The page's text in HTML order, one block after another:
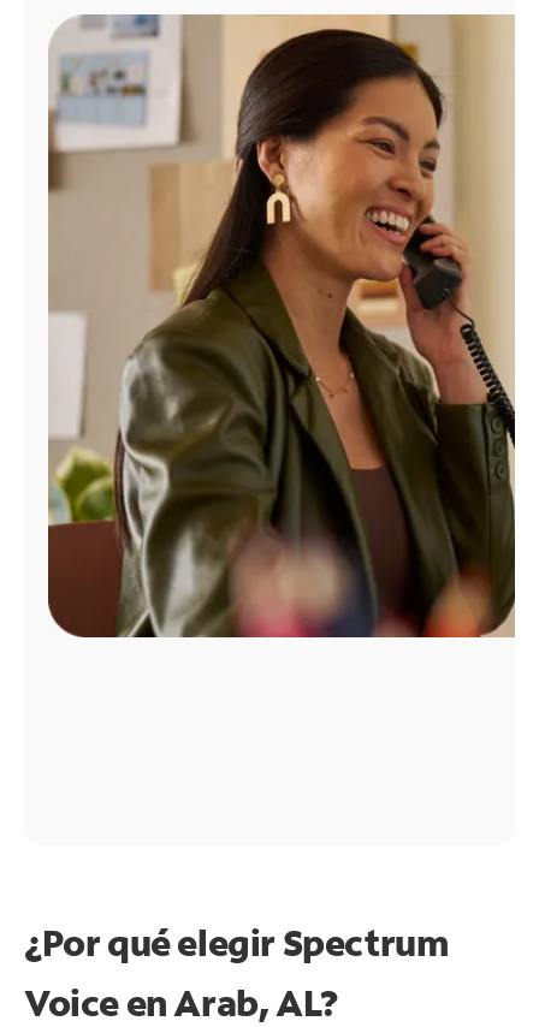
Administrar
cuenta
Encuentra
tienda
¿Por qué elegir Spectrum
Voice en Arab, AL?